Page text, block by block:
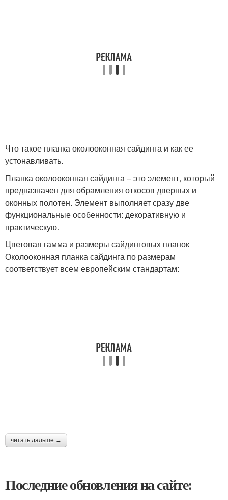
Что такое планка околооконная сайдинга и как ее
устонавливать.
Планка околооконная сайдинга – это элемент, который
предназначен для обрамления откосов дверных и
оконных полотен. Элемент выполняет сразу две
функциональные особенности: декоративную и
практическую.
Цветовая гамма и размеры сайдинговых планок
Околооконная планка сайдинга по размерам
соответствует всем европейским стандартам:
читать дальше →
Последние обновления на сайте: